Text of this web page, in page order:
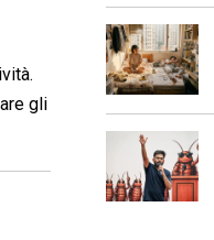
1
1
gli